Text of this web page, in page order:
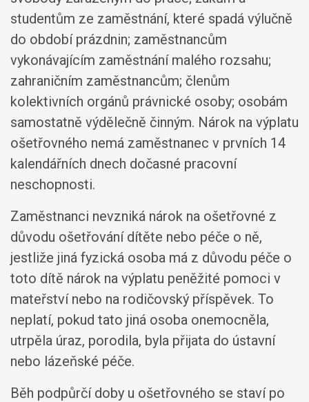
studentům ze zaměstnání, které spadá výlučně
do období prázdnin; zaměstnancům
vykonávajícím zaměstnání malého rozsahu;
zahraničním zaměstnancům; členům
kolektivních orgánů právnické osoby; osobám
samostatně výdělečně činným. Nárok na výplatu
ošetřovného nemá zaměstnanec v prvních 14
kalendářních dnech dočasné pracovní
neschopnosti.
Zaměstnanci nevzniká nárok na ošetřovné z
důvodu ošetřování dítěte nebo péče o ně,
jestliže jiná fyzická osoba má z důvodu péče o
toto dítě nárok na výplatu peněžité pomoci v
mateřství nebo na rodičovský příspěvek. To
neplatí, pokud tato jiná osoba onemocněla,
utrpěla úraz, porodila, byla přijata do ústavní
nebo lázeňské péče.
Běh podpůrčí doby u ošetřovného se staví po